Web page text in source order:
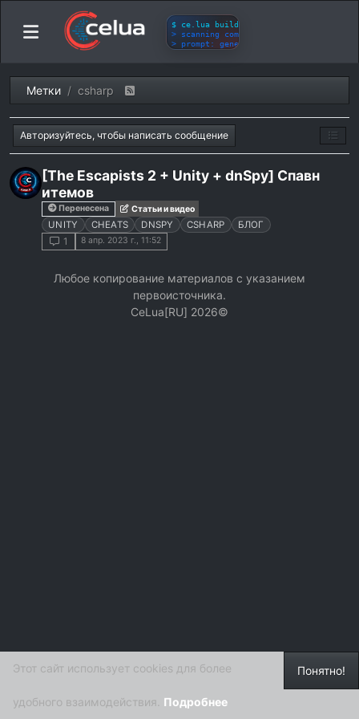
Метки csharp
Авторизуйтесь, чтобы написать сообщение
[The Escapists 2 + Unity + dnSpy] Спавн
итемов
Перенесена Статьи и видео
UNITY CHEATS DNSPY CSHARP БЛОГ
1 8 апр. 2023 г., 11:52
Любое копирование материалов с указанием
первоисточника.
СeLua[RU] 2026©
Понятно!
Этот сайт использует cookies для более
удобного взаимодействия. Подробнее